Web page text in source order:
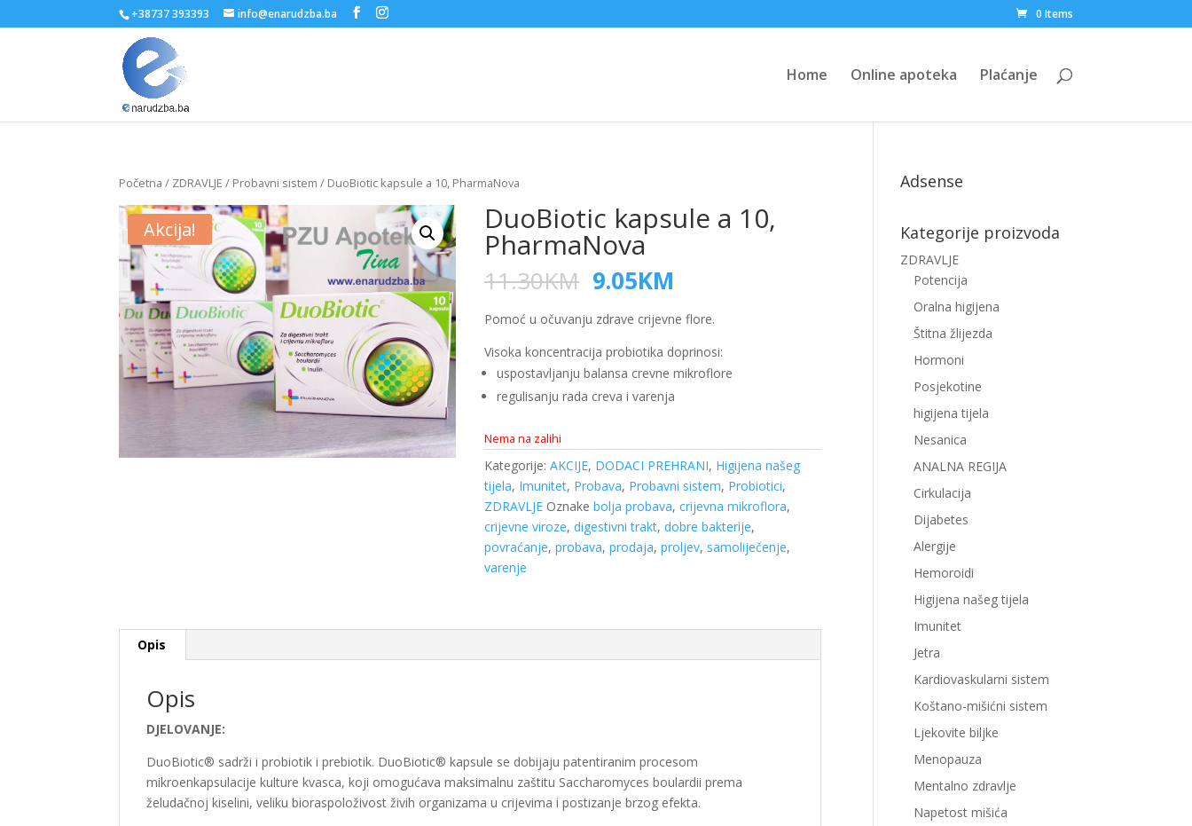
+38737 393393 info@enarudzba.ba 0 Items
Home Online apoteka Plaćanje
Početna / ZDRAVLJE / Probavni sistem / DuoBiotic kapsule a 10, PharmaNova
Akcija! DuoBiotic kapsule a 10,
PharmaNova
11.30KM 9.05KM
Pomoć u očuvanju zdrave crijevne flore.
Visoka koncentracija probiotika doprinosi:
uspostavljanju balansa crevne mikroflore
regulisanju rada creva i varenja
Nema na zalihi
Kategorije:AKCIJE, DODACI PREHRANI, Higijena našeg
tijela, Imunitet, Probava, Probavni sistem, Probiotici,
ZDRAVLJE Oznakebolja probava,crijevna mikroflora,
crijevne viroze,digestivni trakt,dobre bakterije,
povraćanje,probava,prodaja,proljev, samoliječenje,
varenje
Opis
Opis
DJELOVANJE:
DuoBiotic® sadrži i probiotik i prebiotik. DuoBiotic® kapsule se dobijaju patentiranim procesom
mikroenkapsulacije kulture kvasca, koji omogućava maksimalnu zaštitu Saccharomyces boulardii prema
želudačnoj kiselini, veliku bioraspoloživost živih organizama u crijevima i postizanje brzog efekta.
Adsense
Kategorije proizvoda
ZDRAVLJE
Potencija
Oralna higijena
Štitna žlijezda
Hormoni
Posjekotine
higijena tijela
Nesanica
ANALNA REGIJA
Cirkulacija
Dijabetes
Alergije
Hemoroidi
Higijena našeg tijela
Imunitet
Jetra
Kardiovaskularni sistem
Koštano-mišićni sistem
Ljekovite biljke
Menopauza
Mentalno zdravlje
Napetost mišića